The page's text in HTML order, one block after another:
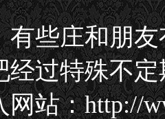
有些庄和朋
经过特殊不
站：http://